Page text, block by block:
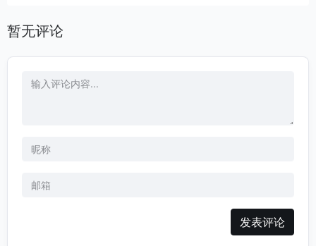
可能推动铝价超预期上涨，投资铝板块的机会仍被看好。
暂无评论
发表评论